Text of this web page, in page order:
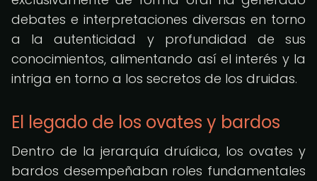
debates e interpretaciones diversas en torno
a la autenticidad y profundidad de sus
conocimientos, alimentando así el interés y la
intriga en torno a los secretos de los druidas.
El legado de los ovates y bardos
Dentro de la jerarquía druídica, los ovates y
bardos desempeñaban roles fundamentales